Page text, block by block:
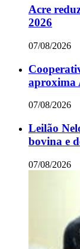
Acre
2026
07/08/2026
aproxima
07/08/2026
Leilão
bovina e
07/08/2026